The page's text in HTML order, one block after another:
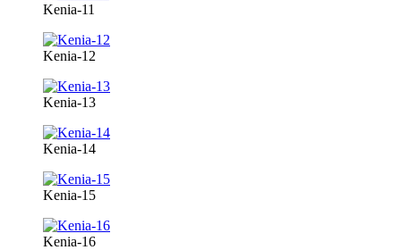
Kenia-11
Kenia-12
Kenia-13
Kenia-14
Kenia-15
Kenia-16